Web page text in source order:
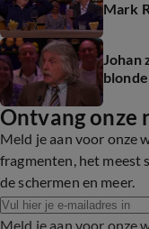
Mark
Johan
Ontvang onze
Meld je aan voor onze
fragmenten, het meest
de schermen en meer.
Meld je aan voor onze